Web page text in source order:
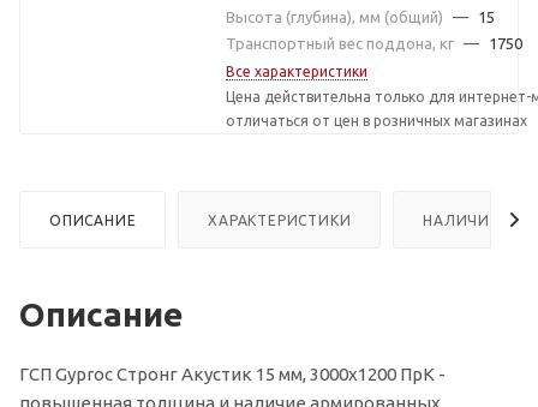
Высота (глубина), мм (общий)
—
15
Транспортный вес поддона, кг — 1750
Все характеристики
Цена действительна только для
отличаться от цен в розничных магазинах
ОПИСАНИЕ ХАРАКТЕРИСТИКИ НАЛИЧИЕ
Описание
ГСП Gyproc Стронг Акустик 15 мм, 3000х1200 ПрК -
повышенная толщина и наличие армированных